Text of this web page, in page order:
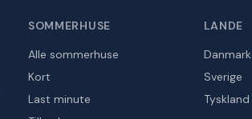
SOMMERHUSE
Alle sommerhuse
Kort
Last minute
LANDE
Danmark
Sverige
Tyskland